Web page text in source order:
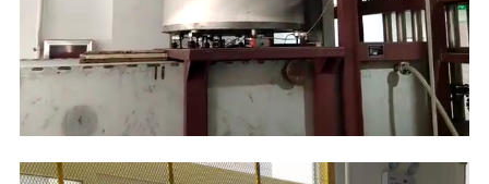
Unmute Loaded
100.00%